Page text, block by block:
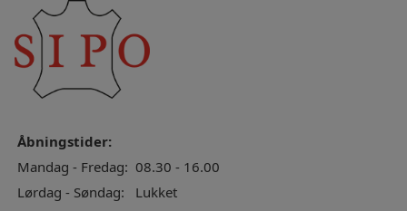
Åbningstider:
Mandag - Fredag: 08.30 - 16.00
Lørdag - Søndag:
Lukket